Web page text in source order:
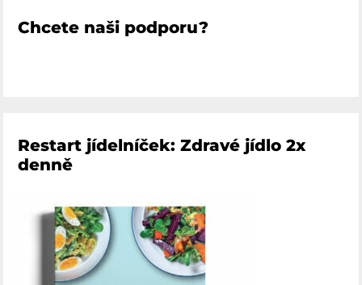
Chcete naši podporu?
Restart jídelníček: Zdravé jídlo 2x
denně